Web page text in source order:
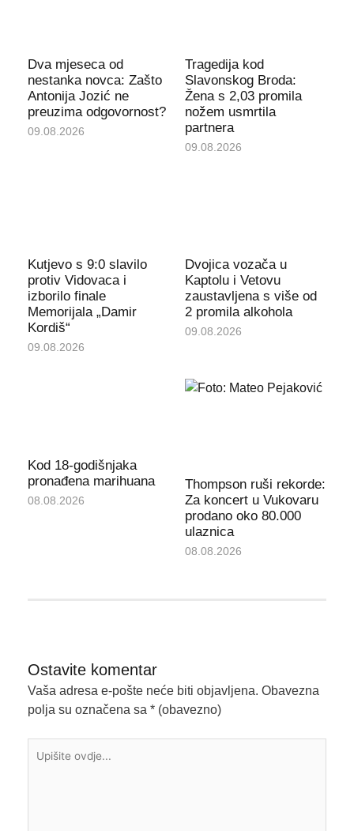
Dva mjeseca od
nestanka novca: Zašto
Antonija Jozić ne
preuzima odgovornost?
09.08.2026
Tragedija kod
Slavonskog Broda:
Žena s 2,03 promila
nožem usmrtila
partnera
09.08.2026
Kutjevo s 9:0 slavilo
protiv Vidovaca i
izborilo finale
Memorijala „Damir
Kordiš“
09.08.2026
Dvojica vozača u
Kaptolu i Vetovu
zaustavljena s više od
2 promila alkohola
09.08.2026
Kod 18-godišnjaka
pronađena marihuana
08.08.2026
Thompson ruši rekorde:
Za koncert u Vukovaru
prodano oko 80.000
ulaznica
08.08.2026
Ostavite komentar
Vaša adresa e-pošte neće biti objavljena. Obavezna
polja su označena sa * (obavezno)
ovdje...